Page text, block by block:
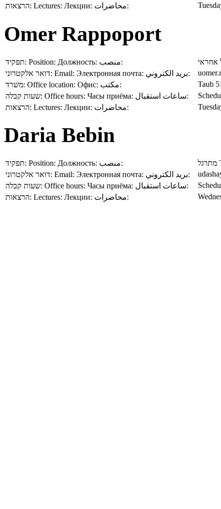
הרצאות: Lectures: Лекции: محاضرات:
Omer Rappoport
תפקיד: Position: Должность: منصب:
אחראי
דואר אלקטרוני: Email: Электронная почта: بريد الكتروني:
משרד: Office location: Офис: مكتب:
Taub
שעות קבלה: Office hours: Часы приёма: ساعات استقبال:
הרצאות: Lectures: Лекции: محاضرات:
Daria Bebin
תפקיד: Position: Должность: منصب: מתרגל
דואר אלקטרוני: Email: Электронная почта: بريد الكتروني:
שעות קבלה: Office hours: Часы приёма: ساعات استقبال:
הרצאות: Lectures: Лекции: محاضرات: